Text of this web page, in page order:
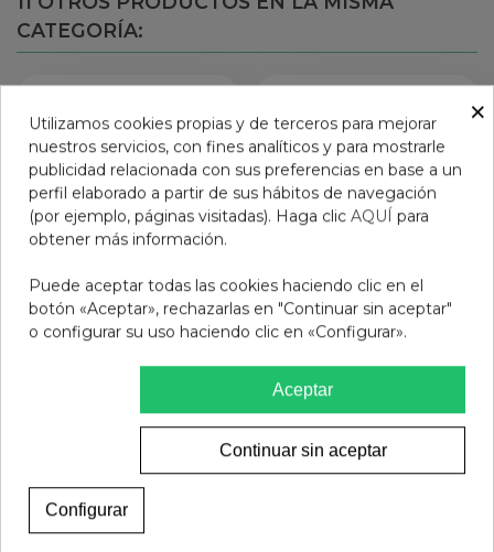
CATEGORÍA:
SOLUCION PARA
CUTANEA 1 FRASCO 25
6,95 €
SOLUCION CUTANEA 4
FRASCOS 60 ml
26,15 €
Añadir al carrito
×
Utilizamos cookies propias y de terceros para mejorar
nuestros servicios, con fines analíticos y para mostrarle
publicidad relacionada con sus preferencias en base a un
perfil elaborado a partir de sus hábitos de navegación
(por ejemplo, páginas visitadas). Haga clic AQUÍ para
obtener más información.
Puede aceptar todas las cookies haciendo clic en el
botón «Aceptar», rechazarlas en "Continuar sin aceptar"
o configurar su uso haciendo clic en «Configurar».
Aceptar
Continuar sin aceptar
Configurar